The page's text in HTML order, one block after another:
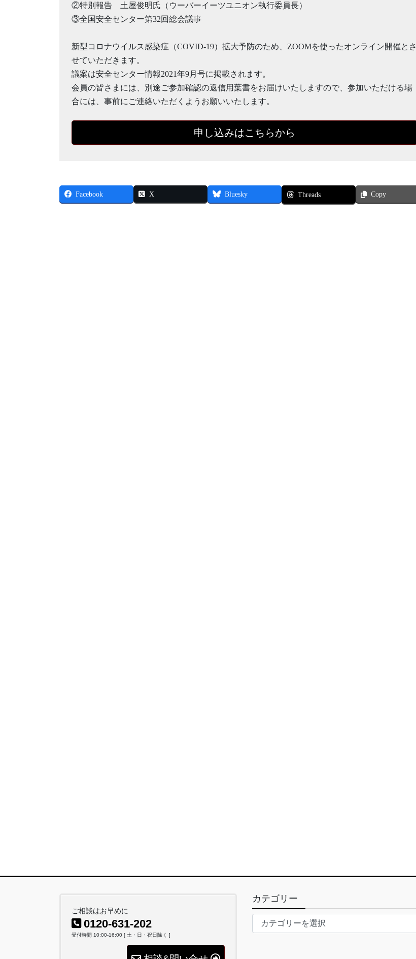
②特別報告 土屋俊明氏（ウーバーイーツユニオン執行委員長）
③全国安全センター第32回総会議事
新型コロナウイルス感染症（COVID-19）拡大予防のため、ZOOMを使ったオンライン開催とさ
せていただきます。
議案は安全センター情報2021年9月号に掲載されます。
会員の皆さまには、別途ご参加確認の返信用葉書をお届けいたしますので、参加いただける場
合には、事前にご連絡いただくようお願いいたします。
申し込みはこちらから
Facebook X Bluesky Threads Copy
ご相談はお早めに
0120-631-202
受付時間 10:00-16:00 [ 土・日・祝日除く ]
カテゴリー
テ